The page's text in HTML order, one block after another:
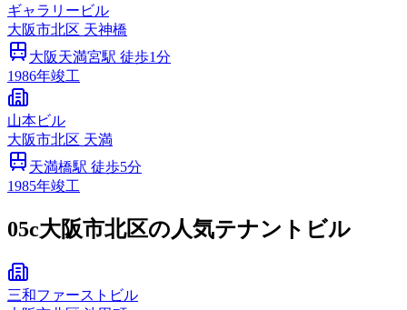
ギャラリービル
大阪市北区 天神橋
大阪天満宮駅 徒歩1分
1986年竣工
山本ビル
大阪市北区 天満
天満橋駅 徒歩5分
1985年竣工
05c大阪市北区の人気テナントビル
三和ファーストビル